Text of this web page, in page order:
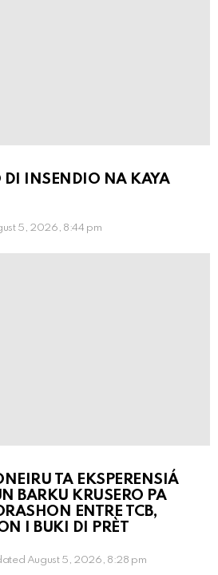
DI INSENDIO NA KAYA
5, 2026, 8:44 pm
TA EKSPERENSIÁ
BARKU KRUSERO PA
ENTRE TCB,
I BUKI DI PRÈT
August 5, 2026, 8:28 pm